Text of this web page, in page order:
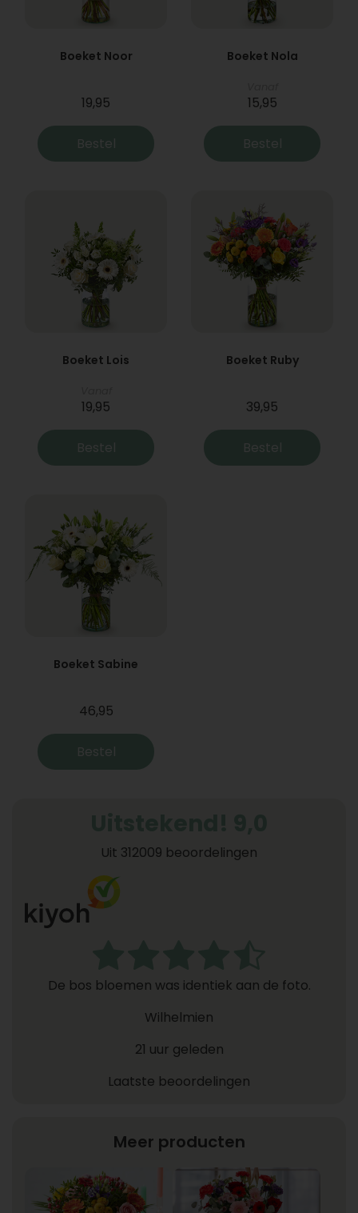
Boeket Noor
19,95
Bestel
Boeket Nola
15,95
Bestel
Boeket Lois
19,95
Bestel
Boeket Ruby
39,95
Bestel
Boeket Sabine
46,95
Bestel
Uit 312009 beoordelingen
De bos bloemen was identiek aan de foto.
Wilhelmien
21 uur geleden
Laatste beoordelingen
Meer producten